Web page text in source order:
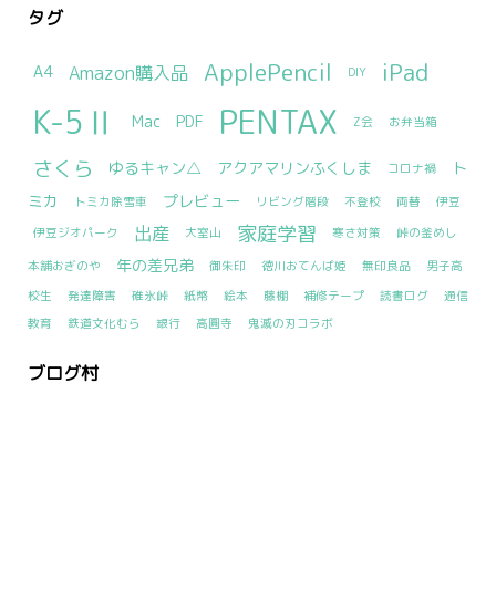
タグ
A4 Amazon購入品 ApplePencil DIY iPad
K-5Ⅱ Mac PDF PENTAX Z会 お弁当箱
さくら ゆるキャン△ アクアマリンふくしま コロナ禍
ト
ミカ
トミカ除雪車 プレビュー リビング階段 不登校 両替 伊豆
伊豆ジオパーク 出産 大室山 家庭学習 寒さ対策 峠の釜めし
本舗おぎのや 年の差兄弟 御朱印 徳川おてんば姫 無印良品
男子高
校生
発達障害 碓氷峠 紙幣 絵本 藤棚 補修テープ 読書ログ
通信
教育
鉄道文化むら 銀行 高圓寺 鬼滅の刃コラボ
ブログ村